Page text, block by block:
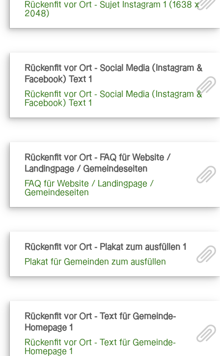
Rückenfit vor Ort - Sujet Instagram 1 (1638 x
2048)
Rückenfit vor Ort - Social Media (Instagram &
Facebook) Text 1
Rückenfit vor Ort - Social Media (Instagram &
Facebook) Text 1
Rückenfit vor Ort - FAQ für Website /
Landingpage / Gemeindeseiten
FAQ für Website / Landingpage /
Gemeindeseiten
Rückenfit vor Ort - Plakat zum ausfüllen 1
Plakat für Gemeinden zum ausfüllen
Rückenfit vor Ort - Text für Gemeinde-
Homepage 1
Rückenfit vor Ort - Text für Gemeinde-
Homepage 1